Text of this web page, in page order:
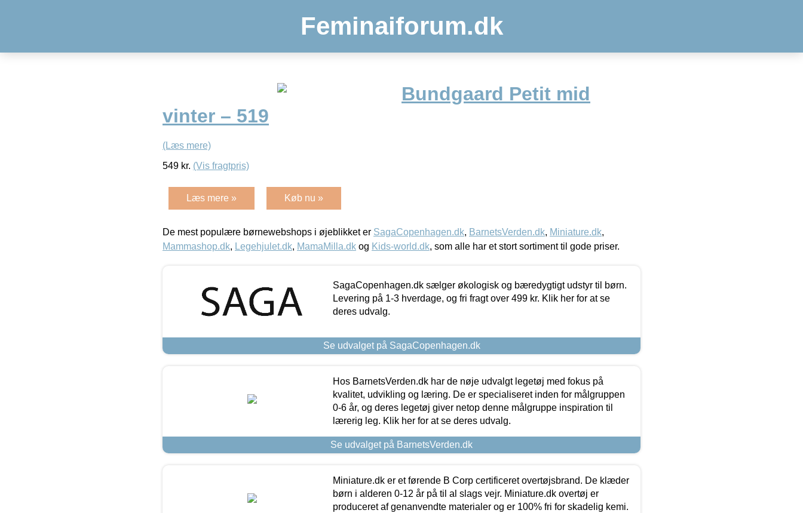
Feminaiforum.dk
Bundgaard Petit mid
vinter – 519
(Læs mere)
549 kr. (Vis fragtpris)
Læs mere » Køb nu »
De mest populære børnewebshops i øjeblikket er SagaCopenhagen.dk, BarnetsVerden.dk, Miniature.dk,
Mammashop.dk, Legehjulet.dk, MamaMilla.dk og Kids-world.dk, som alle har et stort sortiment til gode priser.
SagaCopenhagen.dk sælger økologisk og bæredygtigt udstyr til børn.
Levering på 1-3 hverdage, og fri fragt over 499 kr. Klik her for at se
deres udvalg.
Se udvalget på SagaCopenhagen.dk
Hos BarnetsVerden.dk har de nøje udvalgt legetøj med fokus på
kvalitet, udvikling og læring. De er specialiseret inden for målgruppen
0-6 år, og deres legetøj giver netop denne målgruppe inspiration til
lærerig leg. Klik her for at se deres udvalg.
Se udvalget på BarnetsVerden.dk
Miniature.dk er et førende B Corp certificeret overtøjsbrand. De klæder
børn i alderen 0-12 år på til al slags vejr. Miniature.dk overtøj er
produceret af genanvendte materialer og er 100% fri for skadelig kemi.